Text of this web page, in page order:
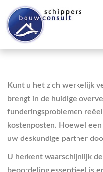
Kunt u het zich werkelijk
brengt in de huidige
funderingsproblemen
kostenposten. Hoewel
uw deskundige partner
U herkent waarschijnlijk
beoordeling essentieel is